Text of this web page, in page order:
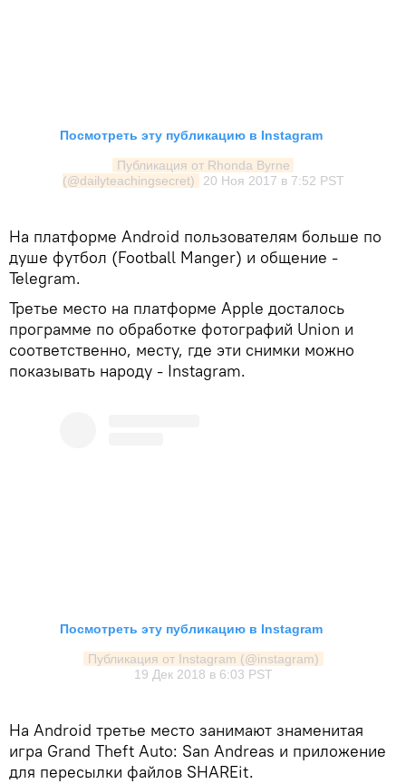
Посмотреть эту публикацию в Instagram
Публикация от Rhonda Byrne
(@dailyteachingsecret)
20 Ноя 2017 в 7:52 PST
На платформе Android пользователям больше по
душе футбол (Football Manger) и общение -
Telegram.
Третье место на платформе Apple досталось
программе по обработке фотографий Union и
соответственно, месту, где эти снимки можно
показывать народу - Instagram.
Посмотреть эту публикацию в Instagram
Публикация от Instagram (@instagram)
19 Дек 2018 в 6:03 PST
На Android третье место занимают знаменитая
игра Grand Theft Auto: San Andreas и приложение
для пересылки файлов SHAREit.